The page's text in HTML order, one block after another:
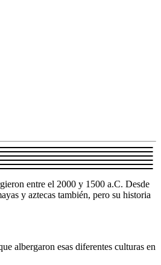
entre el 2000 y 1500 a.C. Desde
y aztecas también, pero su historia
albergaron esas diferentes culturas en